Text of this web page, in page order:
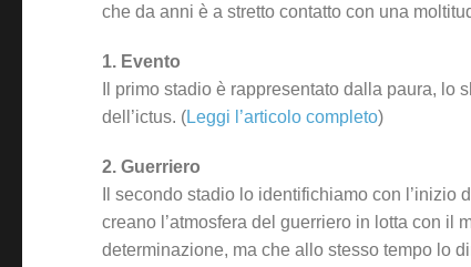
che da anni è a stretto contatto con una
1. Evento
Il primo stadio è rappresentato dalla paura, lo
dell’ictus. (Leggi l’articolo completo)
2. Guerriero
Il secondo stadio lo identifichiamo con
creano l’atmosfera del guerriero in lotta con il
determinazione, ma che allo stesso tempo lo